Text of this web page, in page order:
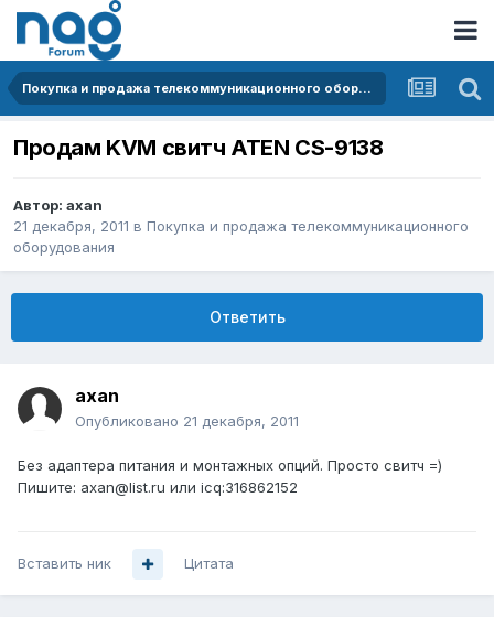
Покупка и продажа телекоммуникационного оборудования
Продам KVM свитч ATEN CS-9138
Автор: axan
21 декабря, 2011 в Покупка и продажа телекоммуникационного
оборудования
Ответить
axan
Опубликовано 21 декабря, 2011
Без адаптера питания и монтажных опций. Просто свитч =)
Пишите: axan@list.ru или icq:316862152
Вставить ник Цитата